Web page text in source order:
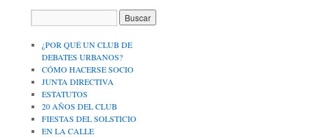
¿POR QUÉ UN CLUB DE
DEBATES URBANOS?
CÓMO HACERSE SOCIO
JUNTA DIRECTIVA
ESTATUTOS
20 AÑOS DEL CLUB
FIESTAS DEL SOLSTICIO
EN LA CALLE